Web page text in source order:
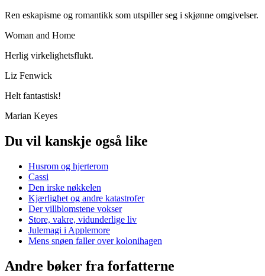
Ren eskapisme og romantikk som utspiller seg i skjønne omgivelser.
Woman and Home
Herlig virkelighetsflukt.
Liz Fenwick
Helt fantastisk!
Marian Keyes
Du vil kanskje også like
Husrom og hjerterom
Cassi
Den irske nøkkelen
Kjærlighet og andre katastrofer
Der villblomstene vokser
Store, vakre, vidunderlige liv
Julemagi i Applemore
Mens snøen faller over kolonihagen
Andre bøker fra forfatterne